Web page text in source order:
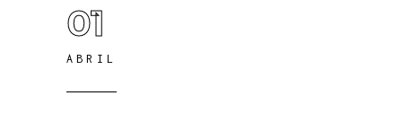
01
ABRIL